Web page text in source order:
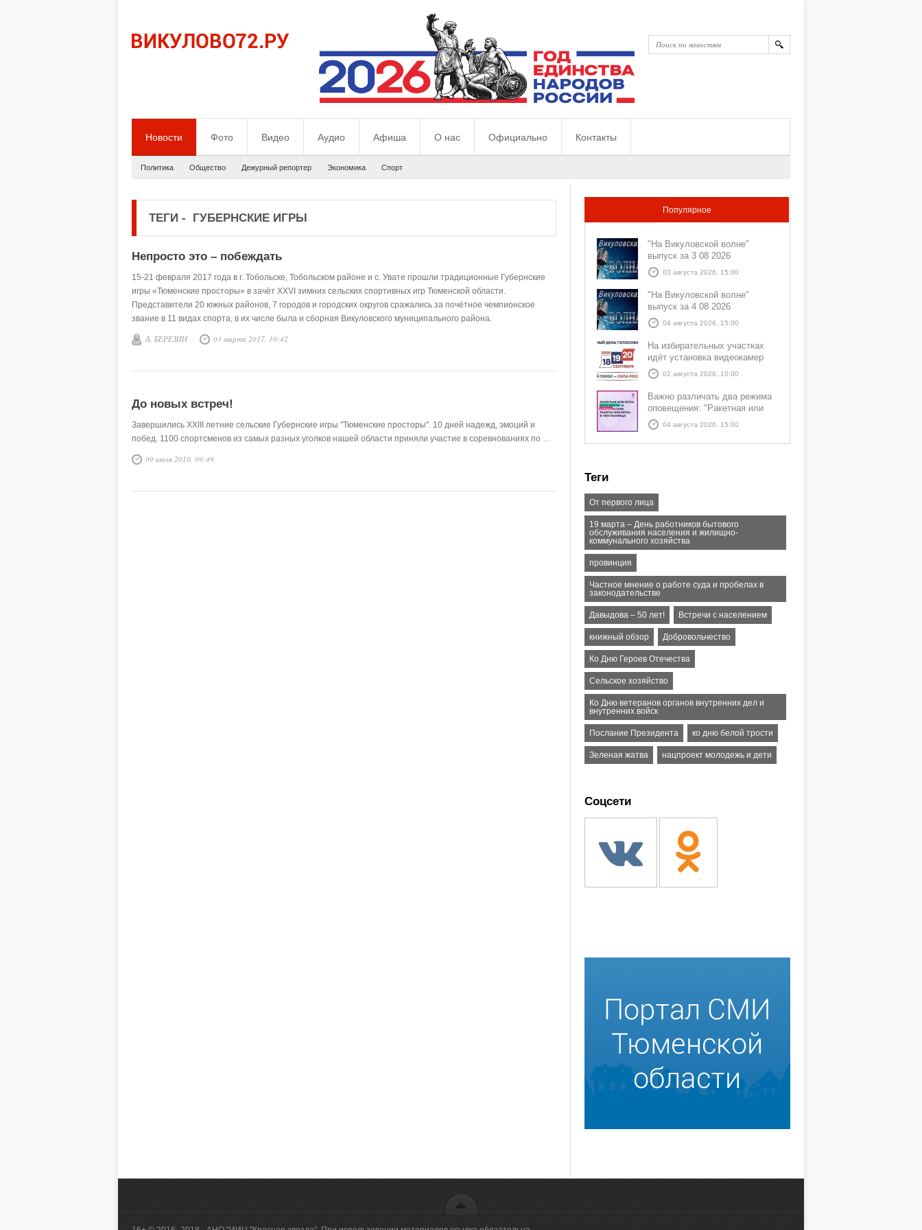
Новости Фото Видео Аудио Афиша О нас Официально Контакты
Политика Общество Дежурный репортер Экономика Спорт
ТЕГИ - ГУБЕРНСКИЕ ИГРЫ
Непросто это – побеждать
15-21 февраля 2017 года в г. Тобольске, Тобольском районе и с. Увате прошли традиционные Губернские
игры «Тюменские просторы» в зачёт XXVI зимних сельских спортивных игр Тюменской области.
Представители 20 южных районов, 7 городов и городских округов сражались за почётное чемпионское
звание в 11 видах спорта, в их числе была и сборная Викуловского муниципального района.
А. БЕРЕЗИН 03 марта 2017, 10:42
До новых встреч!
Завершились XXIII летние сельские Губернские игры "Тюменские просторы". 10 дней надежд, эмоций и
побед. 1100 спортсменов из самых разных уголков нашей области приняли участие в соревнованиях по …
09 июля 2010, 09:49
Популярное
"На Викуловской волне"
выпуск за 3 08 2026
03 августа 2026, 15:00
"На Викуловской волне"
выпуск за 4 08 2026
04 августа 2026, 15:00
На избирательных участках
идёт установка видеокамер
02 августа 2026, 10:00
Важно различать два режима
оповещения: "Ракетная или
БПЛА опасность" и "Угроза
атаки ракеты или БПЛА"
04 августа 2026, 15:00
Теги
От первого лица
19 марта – День работников бытового
обслуживания населения и жилищно-
коммунального хозяйства
провинция
Частное мнение о работе суда и пробелах в
законодательстве
Давыдова – 50 лет! Встречи с населением
книжный обзор Добровольчество
Ко Дню Героев Отечества
Сельское хозяйство
Ко Дню ветеранов органов внутренних дел и
внутренних войск
Послание Президента ко дню белой трости
Зеленая жатва нацпроект молодежь и дети
Соцсети